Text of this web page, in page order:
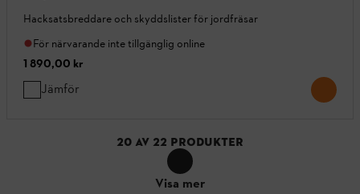
Hacksatsbreddare och skyddslister för jordfräsar
För närvarande inte tillgänglig online
1 890,00 kr
Jämför
20 AV 22 PRODUKTER
Visa mer